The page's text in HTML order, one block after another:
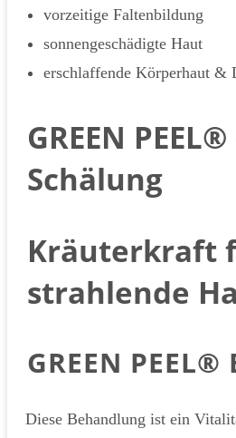
vorzeitige Faltenbildung
sonnengeschädigte Haut
erschlaffende Körperhaut &
GREEN
Schälung
Kräuterkraft
strahlende
GREEN
Diese Behandlung ist ein